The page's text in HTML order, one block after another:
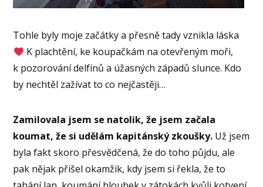
Tohle byly moje začátky a přesně tady vznikla láska
K plachtění, ke koupačkám na otevřeným moři,
k pozorování delfínů a úžasných západů slunce. Kdo
by nechtěl zažívat to co nejčastěji…
Zamilovala jsem se natolik, že jsem začala
koumat, že si udělám kapitánský zkoušky. Už jsem
byla fakt skoro přesvědčená, že do toho půjdu, ale
pak nějak přišel okamžik, kdy jsem si řekla, že to